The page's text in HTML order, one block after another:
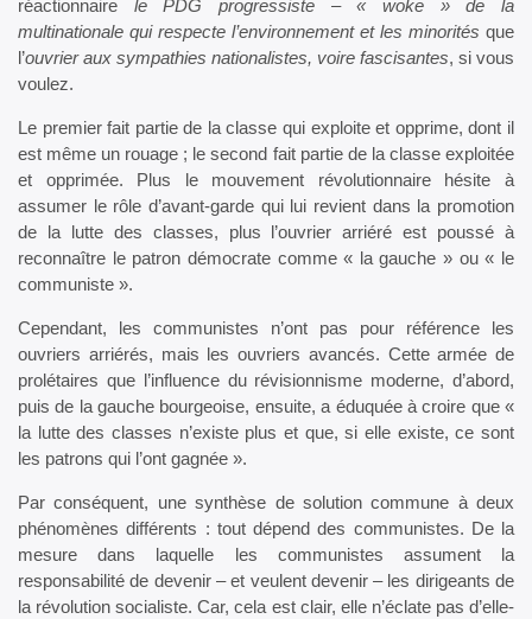
réactionnaire le PDG progressiste – « woke » de la
multinationale qui respecte l’environnement et les minorités que
l’ouvrier aux sympathies nationalistes, voire fascisantes, si vous
voulez.
Le premier fait partie de la classe qui exploite et opprime, dont il
est même un rouage ; le second fait partie de la classe exploitée
et opprimée. Plus le mouvement révolutionnaire hésite à
assumer le rôle d’avant-garde qui lui revient dans la promotion
de la lutte des classes, plus l’ouvrier arriéré est poussé à
reconnaître le patron démocrate comme « la gauche » ou « le
communiste ».
Cependant, les communistes n’ont pas pour référence les
ouvriers arriérés, mais les ouvriers avancés. Cette armée de
prolétaires que l’influence du révisionnisme moderne, d’abord,
puis de la gauche bourgeoise, ensuite, a éduquée à croire que «
la lutte des classes n’existe plus et que, si elle existe, ce sont
les patrons qui l’ont gagnée ».
Par conséquent, une synthèse de solution commune à deux
phénomènes différents : tout dépend des communistes. De la
mesure dans laquelle les communistes assument la
responsabilité de devenir – et veulent devenir – les dirigeants de
la révolution socialiste. Car, cela est clair, elle n’éclate pas d’elle-